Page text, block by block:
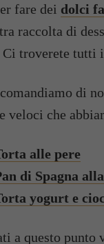
fare dei dolci
raccolta di
Ci troverete tutti
di
veloci che
alle pere
di Spagna
yogurt e
a questo punto